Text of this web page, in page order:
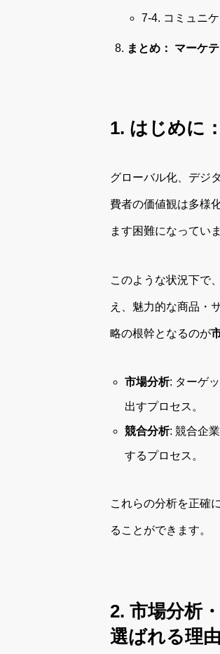
7-4. コミュニ
まとめ： マーケ
1. はじめに
グローバル化、デジ
費者の価値観は多様
ます困難になっていま
このような状況下で
え、魅力的な商品・
略の根幹となるのが
市場分析: ターゲ
出すプロセス。
競合分析: 競合企
するプロセス。
これらの分析を正確
ることができます。
2. 市場分析
選ばれる理由